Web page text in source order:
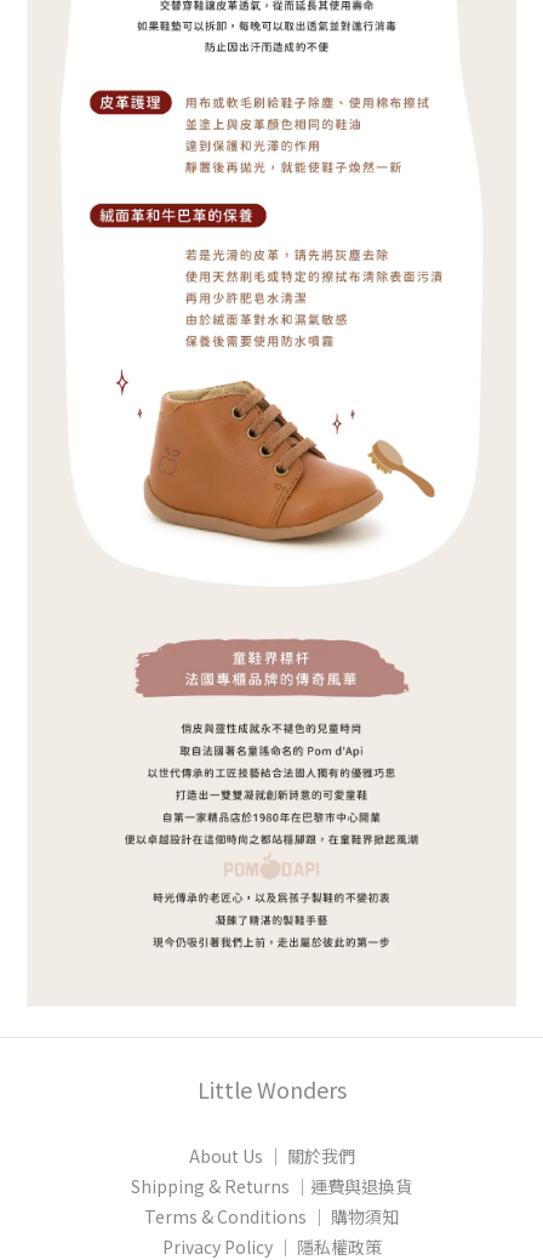
Little Wonders
About Us │ 關於我們
Shipping & Returns │運費與退換貨
Terms & Conditions │ 購物須知
Privacy Policy │ 隱私權政策